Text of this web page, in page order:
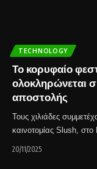
TECHNOLOGY
Το κορυφαίο
ολοκληρώνεται
αποστολής
Τους χιλιάδες
καινοτομίας Slush, στο
20/11/2025